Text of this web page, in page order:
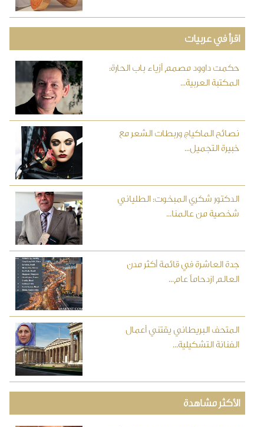
اقرأ في عربيات
حكمت داوود مصمم أزياء باب الحارة:
المكتبة العربية...
نصائح الماكياج وربطات الشعر مع
خبيرة التجميل...
الدكتور شكري المبخوت: الطلياني
شخصية من عالمنا...
جدة العاشرة في قائمة أكثر مدن
العالم ازدحاماً عام...
المتحف البريطاني يقتني أعمال
الفنانة التشكيلية...
الأكثر مشاهدة